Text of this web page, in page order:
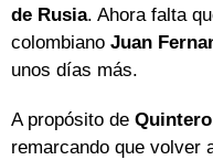
de Rusia. Ahora falta
colombiano Juan
unos días más.
A propósito de Quintero
remarcando que volver